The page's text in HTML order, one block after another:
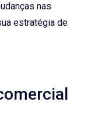
nas
estratégia de